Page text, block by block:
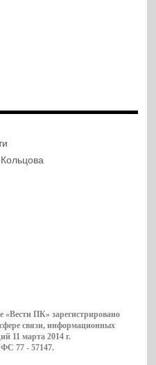
ПК» зарегистрировано
связи, информационных
11 марта 2014 г.
77 - 57147.